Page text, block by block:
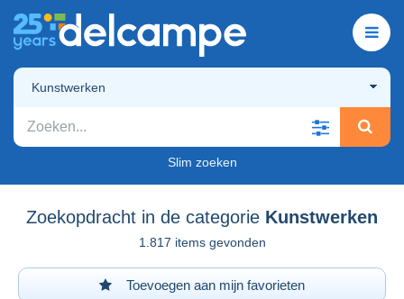
Kunstwerken
Slim zoeken
Zoekopdracht in de categorie Kunstwerken
1.817 items gevonden
Toevoegen aan mijn favorieten